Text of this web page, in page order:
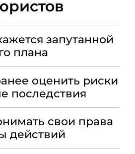
запутанной
плана
оценить риски
последствия
свои права
действий